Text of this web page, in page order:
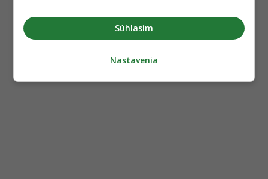
Súhlasím
Nastavenia